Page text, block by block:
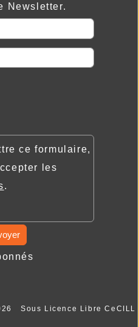
Newsletter.
ce formulaire,
les
.
Sous Licence Libre CeCILL